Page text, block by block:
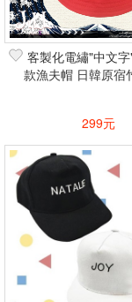
客製化電繡"中文
款漁夫帽 日韓原宿
299元